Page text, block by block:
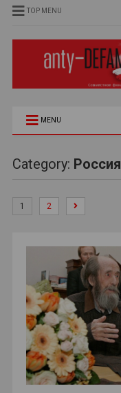
TOP MENU
MENU
Category: Россия
1 2